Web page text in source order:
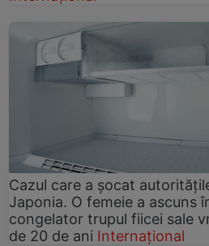
Cazul care a șocat
Japonia. O femeie a ascuns
congelator trupul fiicei sale
de 20 de ani Internațional